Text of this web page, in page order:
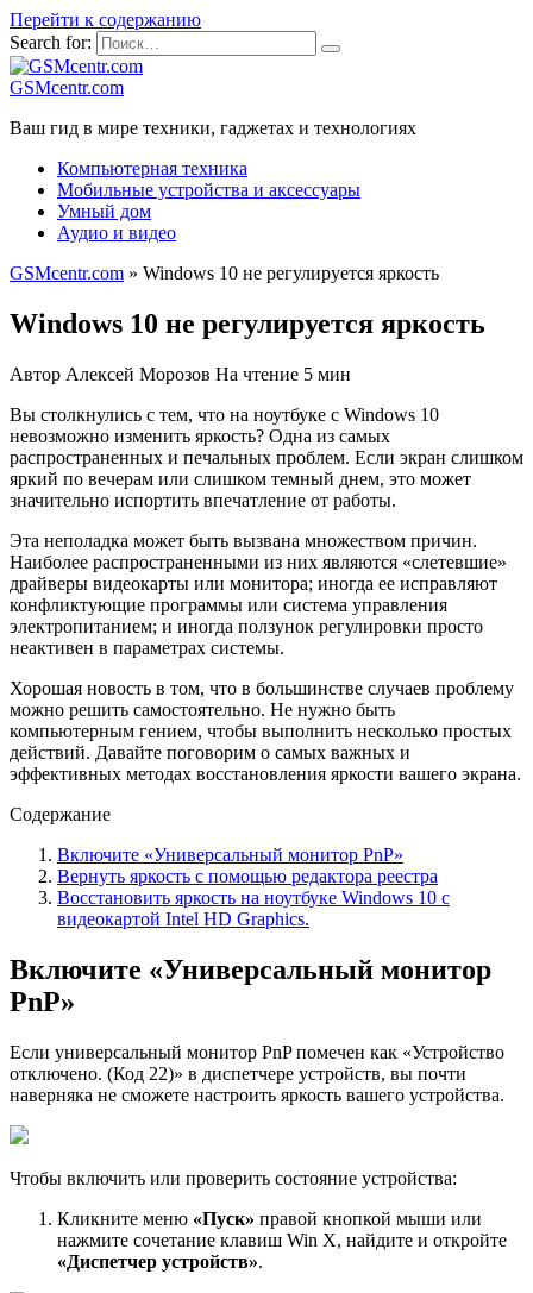
Перейти к содержанию
Search for:
GSMcentr.com
Ваш гид в мире техники, гаджетах и технологиях
Компьютерная техника
Мобильные устройства и аксессуары
Умный дом
Аудио и видео
GSMcentr.com » Windows 10 не регулируется яркость
Windows 10 не регулируется яркость
Автор Алексей Морозов На чтение 5 мин
Вы столкнулись с тем, что на ноутбуке с Windows 10
невозможно изменить яркость? Одна из самых
распространенных и печальных проблем. Если экран слишком
яркий по вечерам или слишком темный днем, это может
значительно испортить впечатление от работы.
Эта неполадка может быть вызвана множеством причин.
Наиболее распространенными из них являются «слетевшие»
драйверы видеокарты или монитора; иногда ее исправляют
конфликтующие программы или система управления
электропитанием; и иногда ползунок регулировки просто
неактивен в параметрах системы.
Хорошая новость в том, что в большинстве случаев проблему
можно решить самостоятельно. Не нужно быть
компьютерным гением, чтобы выполнить несколько простых
действий. Давайте поговорим о самых важных и
эффективных методах восстановления яркости вашего экрана.
Содержание
Включите «Универсальный монитор PnP»
Вернуть яркость с помощью редактора реестра
Восстановить яркость на ноутбуке Windows 10 с
видеокартой Intel HD Graphics.
Включите «Универсальный монитор
PnP»
Если универсальный монитор PnP помечен как «Устройство
отключено. (Код 22)» в диспетчере устройств, вы почти
наверняка не сможете настроить яркость вашего устройства.
Чтобы включить или проверить состояние устройства:
Кликните меню «Пуск» правой кнопкой мыши или
нажмите сочетание клавиш Win X, найдите и откройте
«Диспетчер устройств».